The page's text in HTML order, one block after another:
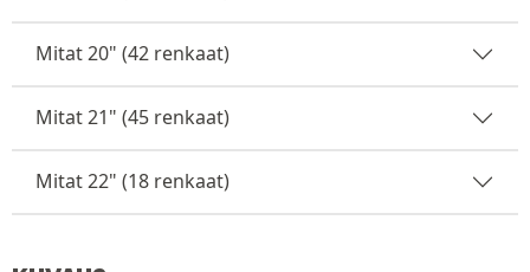
Mitat 20" (42 renkaat)
Mitat 21" (45 renkaat)
Mitat 22" (18 renkaat)